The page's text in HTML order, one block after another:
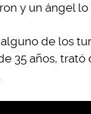
y un ángel lo
de los
35 años, trató